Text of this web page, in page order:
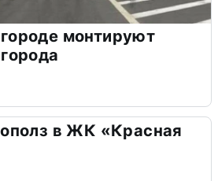
монтируют
в ЖК «Красная